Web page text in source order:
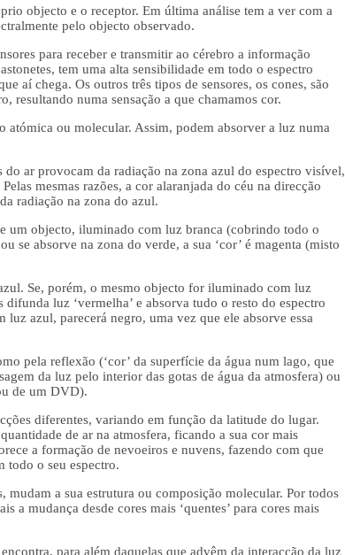
objecto e o receptor. Em última análise tem a ver com a
pelo objecto observado.
para receber e transmitir ao cérebro a informação
tem uma alta sensibilidade em todo o espectro
aí chega. Os outros três tipos de sensores, os cones, são
resultando numa sensação a que chamamos cor.
ou molecular. Assim, podem absorver a luz numa
ar provocam da radiação na zona azul do espectro visível,
mesmas razões, a cor alaranjada do céu na direcção
radiação na zona do azul.
um objecto, iluminado com luz branca (cobrindo todo o
se absorve na zona do verde, a sua ‘cor’ é magenta (misto
Se, porém, o mesmo objecto for iluminado com luz
luz ‘vermelha’ e absorva tudo o resto do espectro
azul, parecerá negro, uma vez que ele absorve essa
pela reflexão (‘cor’ da superfície da água num lago, que
da luz pelo interior das gotas de água da atmosfera) ou
de um DVD).
diferentes, variando em função da latitude do lugar.
de ar na atmosfera, ficando a sua cor mais
a formação de nevoeiros e nuvens, fazendo com que
todo o seu espectro.
mudam a sua estrutura ou composição molecular. Por todos
a mudança desde cores mais ‘quentes’ para cores mais
para além daquelas que advêm da interacção da luz